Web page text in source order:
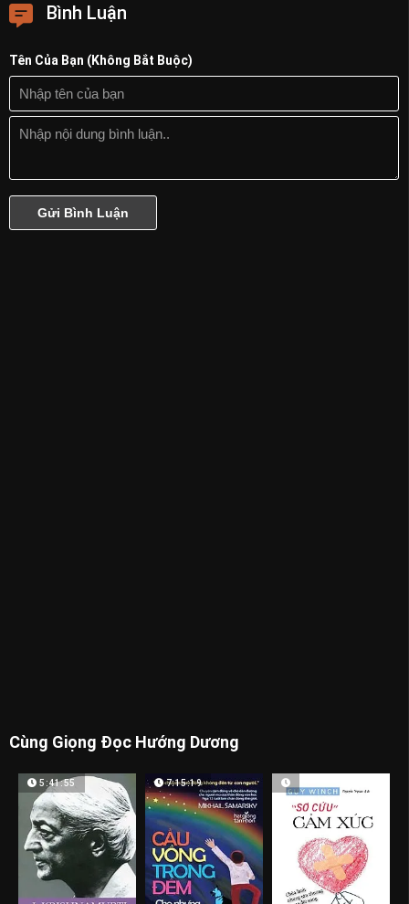
Bình Luận
Tên Của Bạn (Không Bắt Buộc)
Cùng Giọng Đọc Hướng Dương
5:41:55 7:15:19